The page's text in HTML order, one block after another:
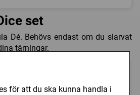
för att du ska kunna handla i
set
Dé. Behövs endast om du slarvat
tärningar.